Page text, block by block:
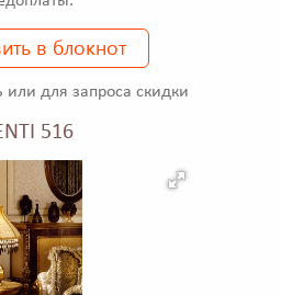
в блокнот
или для запроса скидки
516